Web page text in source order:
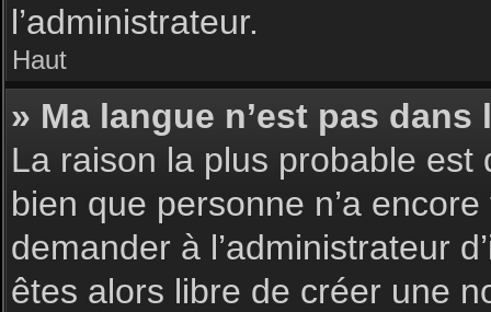
l’administrateur.
Haut
» Ma langue n’est pas dans
La raison la plus probable est
bien que personne n’a
demander à l’administrateur
êtes alors libre de créer une